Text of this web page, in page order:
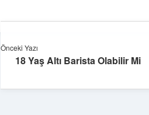
Önceki Yazı
18 Yaş Altı Barista Olabilir Mi